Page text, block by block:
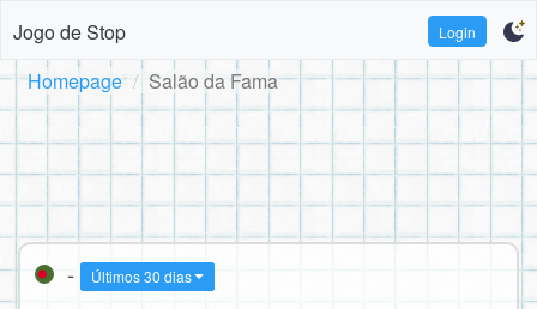
Jogo de Stop Login
Homepage Salão da Fama
- Últimos 30 dias